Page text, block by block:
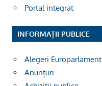
Portal integrat
INFORMAȚII PUBLICE
Alegeri
Anunțuri